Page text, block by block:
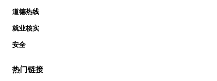
道德热线
就业核实
安全
热门链接